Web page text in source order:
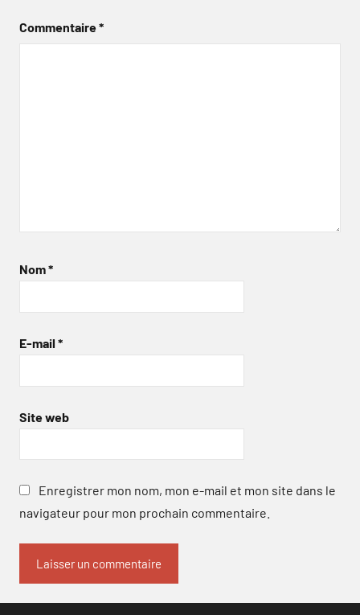
Commentaire*
Nom*
E-mail *
Site web
Enregistrer mon nom, mon e-mail et mon site dans le
navigateur pour mon prochain commentaire.